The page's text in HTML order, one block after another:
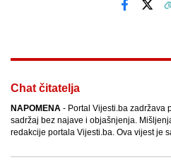
Chat čitatelja
NAPOMENA - Portal Vijesti.ba zadržava
sadržaj bez najave i objašnjenja.
redakcije portala Vijesti.ba. Ova vijest je